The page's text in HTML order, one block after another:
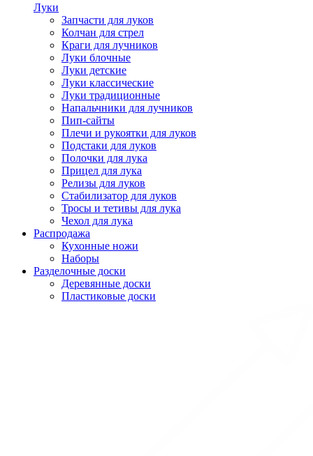
Луки
Запчасти для луков
Колчан для стрел
Краги для лучников
Луки блочные
Луки детские
Луки классические
Луки традиционные
Напальчники для лучников
Пип-сайты
Плечи и рукоятки для луков
Подстаки для луков
Полочки для лука
Прицел для лука
Релизы для луков
Стабилизатор для луков
Тросы и тетивы для лука
Чехол для лука
Распродажа
Кухонные ножи
Наборы
Разделочные доски
Деревянные доски
Пластиковые доски